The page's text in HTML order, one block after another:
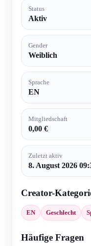
Status
Aktiv
Gender
Weiblich
Sprache
EN
Mitgliedschaft
0,00 €
Zuletzt aktiv
8. August 2026
Creator-
EN Geschlecht
Häufige Fragen